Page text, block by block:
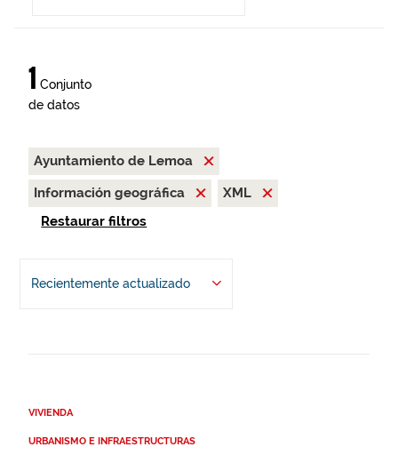
1 Conjunto
de datos
Ayuntamiento de Lemoa
Información geográfica
XML
Restaurar filtros
Recientemente actualizado
VIVIENDA
URBANISMO E INFRAESTRUCTURAS